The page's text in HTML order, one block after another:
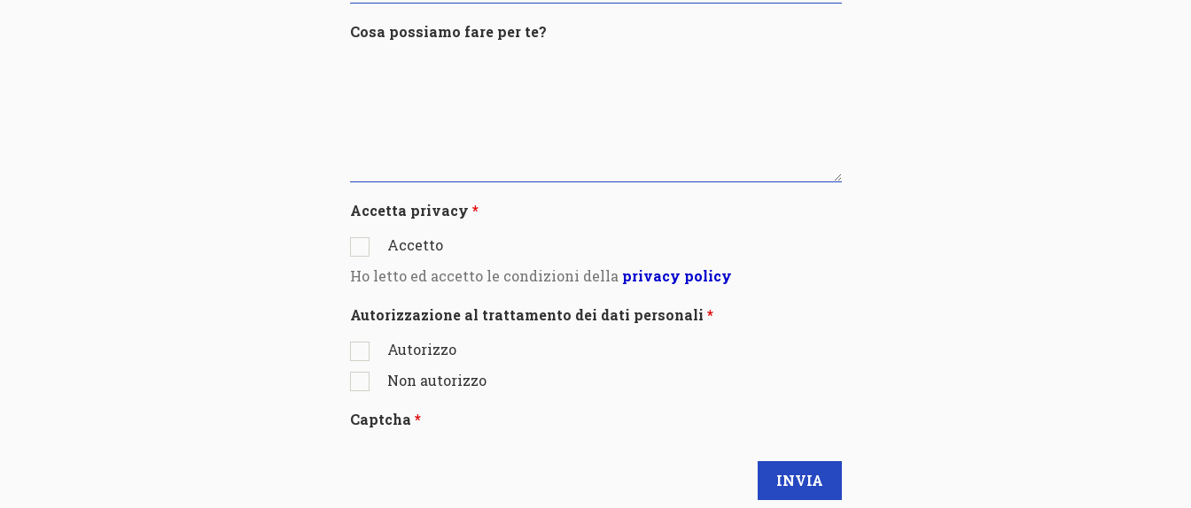
Cosa possiamo fare per te?
Accetta privacy
Accetto
Ho letto ed accetto le condizioni della privacy policy
Autorizzazione al trattamento dei dati personali
Autorizzo
Non autorizzo
Captcha